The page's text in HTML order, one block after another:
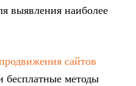
выявления наиболее
сайтов
бесплатные методы